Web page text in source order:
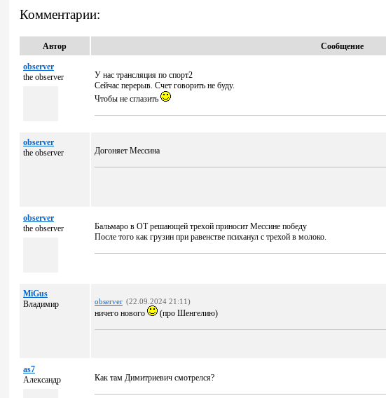
Комментарии:
Автор Сообщение
observer
the observer
У нас трансляция по спорт2
Сейчас перерыв. Счет говорить не буду.
Чтобы не сглазить
observer
the observer
Догоняет Мессина
observer
the observer
Бальмаро в ОТ решающей трехой приносит Мессине победу
После того как грузин при равенстве психанул с трехой в молоко.
MiGus
Владимир
observer (22.09.2024 21:11)
ничего нового (про Шенгелию)
as7
Александр
Как там Димитриевич смотрелся?